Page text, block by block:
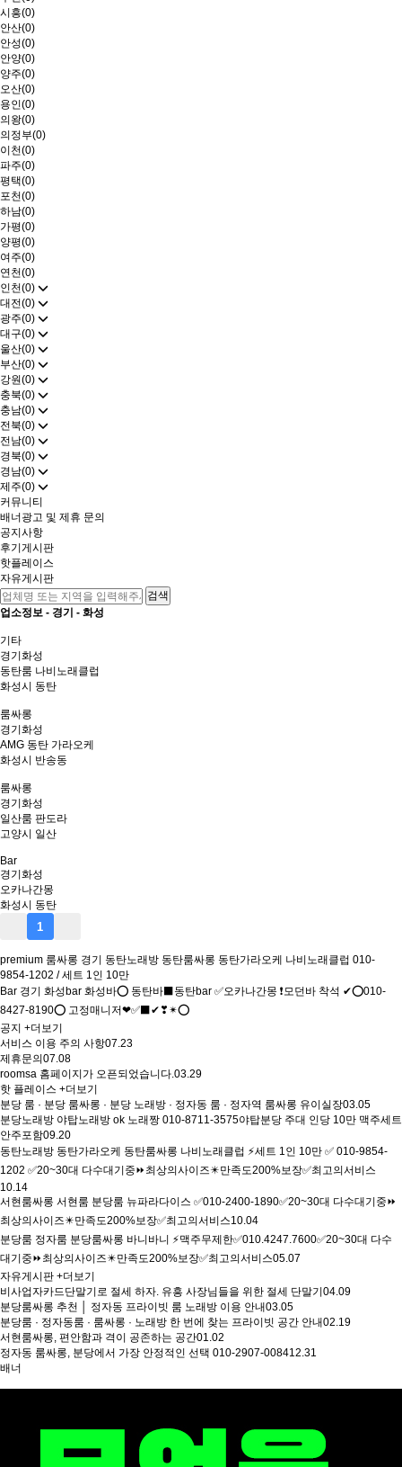
시흥(0)
안산(0)
안성(0)
안양(0)
양주(0)
오산(0)
용인(0)
의왕(0)
의정부(0)
이천(0)
파주(0)
평택(0)
포천(0)
하남(0)
가평(0)
양평(0)
여주(0)
연천(0)
인천(0)
대전(0)
광주(0)
대구(0)
울산(0)
부산(0)
강원(0)
충북(0)
충남(0)
전북(0)
전남(0)
경북(0)
경남(0)
제주(0)
커뮤니티
배너광고 및 제휴 문의
공지사항
후기게시판
핫플레이스
자유게시판
업소정보 - 경기 - 화성
기타
경기 화성
동탄룸 나비노래클럽
화성시 동탄
룸싸롱
경기 화성
AMG 동탄 가라오케
화성시 반송동
룸싸롱
경기 화성
일산룸 판도라
고양시 일산
Bar
경기 화성
오카나간몽
화성시 동탄
1
premium 룸싸롱 경기
동탄노래방 동탄룸싸롱 동탄가라오케 나비노래클럽 010-
9854-1202 / 세트 1인 10만
Bar 경기 화성bar 화성바⭕ 동탄바⬛동탄bar ✅오카나간몽 ❗모던바 착석 ✔⭕010-
8427-8190⭕ 고정매니저❤✅⬛✔❣✴⭕
공지 +더보기
서비스 이용 주의 사항07.23
제휴문의 07.08
roomsa 홈페이지가 오픈되었습니다.03.29
핫 플레이스 +더보기
분당 룸 · 분당 룸싸롱 · 분당 노래방 · 정자동 룸 · 정자역 룸싸롱 유이실장03.05
분당노래방 야탑노래방 ok 노래짱 010-8711-3575야탑분당 주대 인당 10만 맥주세트
안주포함09.20
동탄노래방 동탄가라오케 동탄룸싸롱 나비노래클럽 ⚡세트 1인 10만 ✅ 010-9854-
1202 ✅20~30대 다수대기중⏩최상의사이즈✴️만족도200%보장✅최고의서비스
10.14
서현룸싸롱 서현룸 분당룸 뉴파라다이스 ✅010-2400-1890✅20~30대 다수대기중⏩
최상의사이즈✴️만족도200%보장✅최고의서비스10.04
분당룸 정자룸 분당룸싸롱 바니바니 ⚡맥주무제한✅010.4247.7600✅20~30대 다수
대기중⏩최상의사이즈✴️만족도200%보장✅최고의서비스05.07
자유게시판 +더보기
비사업자카드단말기로 절세 하자. 유흥 사장님들을 위한 절세 단말기 04.09
분당룸싸롱 추천 │ 정자동 프라이빗 룸 노래방 이용 안내03.05
분당룸 · 정자동룸 · 룸싸롱 · 노래방 한 번에 찾는 프라이빗 공간 안내02.19
서현룸싸롱, 편안함과 격이 공존하는 공간01.02
정자동 룸싸롱, 분당에서 가장 안정적인 선택 010-2907-008412.31
배너